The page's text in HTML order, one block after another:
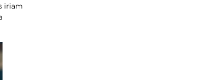
iriam